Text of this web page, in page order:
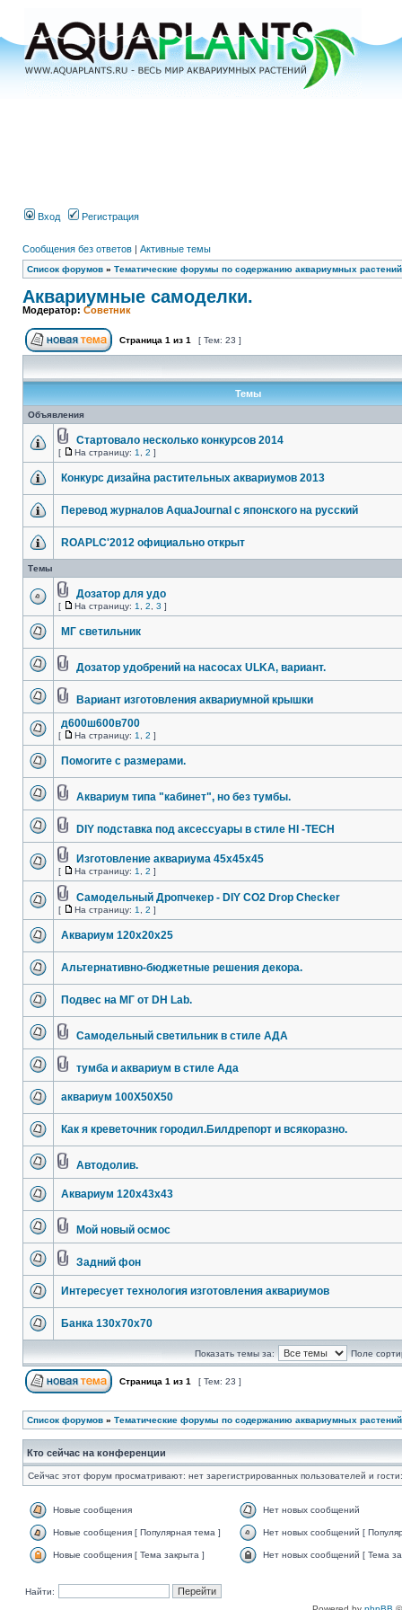
Вход Регистрация
Сообщения без ответов | Активные темы
Список форумов » Тематические форумы по содержанию аквариумных
Аквариумные самоделки.
Модератор: Советник
Страница 1 из 1 [ Тем: 23 ]
Темы
Объявления
Стартовало несколько конкурсов 2014
[ На страницу: 1 2 ]
Конкурс дизайна растительных аквариумов 2013
Перевод журналов AquaJournal с японского на русский
ROAPLC'2012 официально открыт
Темы
Дозатор для удо
[ На страницу: 1 2 3 ]
МГ светильник
Дозатор удобрений на насосах ULKA, вариант.
Вариант изготовления аквариумной крышки
д600ш600в700
[ На страницу: 1 2 ]
Помогите с размерами.
Аквариум типа "кабинет", но без тумбы.
DIY подставка под аксессуары в стиле HI -TECH
Изготовление аквариума 45x45x45
[ На страницу: 1 2 ]
Самодельный Дропчекер - DIY CO2 Drop Checker
[ На страницу: 1 2 ]
Аквариум 120x20x25
Альтернативно-бюджетные решения декора.
Подвес на МГ от DH Lab.
Самодельный светильник в стиле АДА
тумба и аквариум в стиле Ада
аквариум 100Х50Х50
Как я креветочник городил.Билдрепорт и всякоразно.
Автодолив.
Аквариум 120x43x43
Мой новый осмос
Задний фон
Интересует технология изготовления аквариумов
Банка 130х70х70
Показать темы за: Поле
Страница 1 из 1 [ Тем: 23 ]
Список форумов » Тематические форумы по содержанию аквариумных
Кто сейчас на конференции
Сейчас этот форум просматривают: нет зарегистрированных пользователей и
Новые сообщения Нет новых сообщений
Новые сообщения [ Популярная тема ] Нет новых сообщений [
Новые сообщения [ Тема закрыта ] Нет новых сообщений [ Тема
Найти: